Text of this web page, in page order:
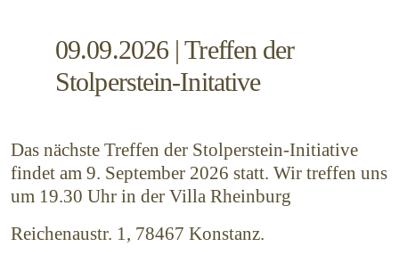
09.09.2026 | Treffen der
Stolperstein-Initative
Das nächste Treffen der Stolperstein-Initiative
findet am 9. September 2026 statt. Wir treffen uns
um 19.30 Uhr in der Villa Rheinburg
Reichenaustr. 1, 78467 Konstanz.